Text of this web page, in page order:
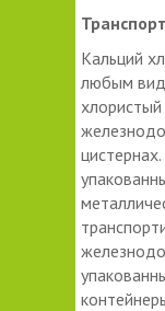
Кальций
любым